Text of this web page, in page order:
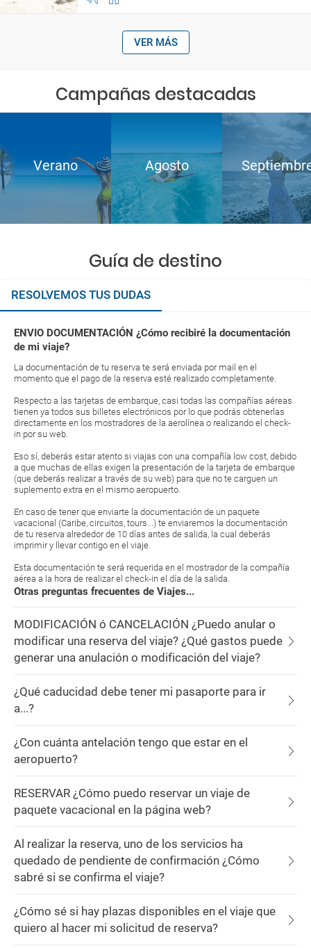
VER MÁS
Campañas destacadas
Verano Agosto
Guía de destino
RESOLVEMOS TUS DUDAS
ENVIO DOCUMENTACIÓN ¿Cómo recibiré la documentación
de mi viaje?
La documentación de tu reserva te será enviada por mail en el
momento que el pago de la reserva esté realizado completamente.
Respecto a las tarjetas de embarque, casi todas las compañías aéreas
tienen ya todos sus billetes electrónicos por lo que podrás obtenerlas
directamente en los mostradores de la aerolínea o realizando el check-
in por su web.
Eso sí, deberás estar atento si viajas con una compañía low cost, debido
a que muchas de ellas exigen la presentación de la tarjeta de embarque
(que deberás realizar a través de su web) para que no te carguen un
suplemento extra en el mismo aeropuerto.
En caso de tener que enviarte la documentación de un paquete
vacacional (Caribe, circuitos, tours...) te enviaremos la documentación
de tu reserva alrededor de 10 días antes de salida, la cual deberás
imprimir y llevar contigo en el viaje.
Esta documentación te será requerida en el mostrador de la compañía
aérea a la hora de realizar el check-in el día de la salida.
Otras preguntas frecuentes de Viajes...
MODIFICACIÓN ó CANCELACIÓN ¿Puedo anular o
modificar una reserva del viaje? ¿Qué gastos puede
generar una anulación o modificación del viaje?
¿Qué caducidad debe tener mi pasaporte para ir
a...?
¿Con cuánta antelación tengo que estar en el
aeropuerto?
RESERVAR ¿Cómo puedo reservar un viaje de
paquete vacacional en la página web?
Al realizar la reserva, uno de los servicios ha
quedado de pendiente de confirmación ¿Cómo
sabré si se confirma el viaje?
¿Cómo sé si hay plazas disponibles en el viaje que
quiero al hacer mi solicitud de reserva?